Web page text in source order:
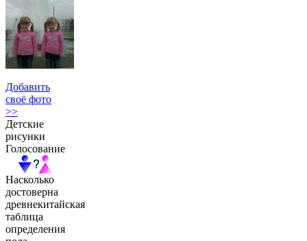
Добавить
своё фото
>>
Детские
рисунки
Голосование
Насколько
достоверна
древнекитайская
таблица
определения